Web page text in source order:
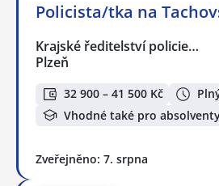
Policista/tka na
Krajské ředitelství policie…
Plzeň
32 900 – 41 500 Kč
Vhodné také pro
Zveřejněno: 7. srpna